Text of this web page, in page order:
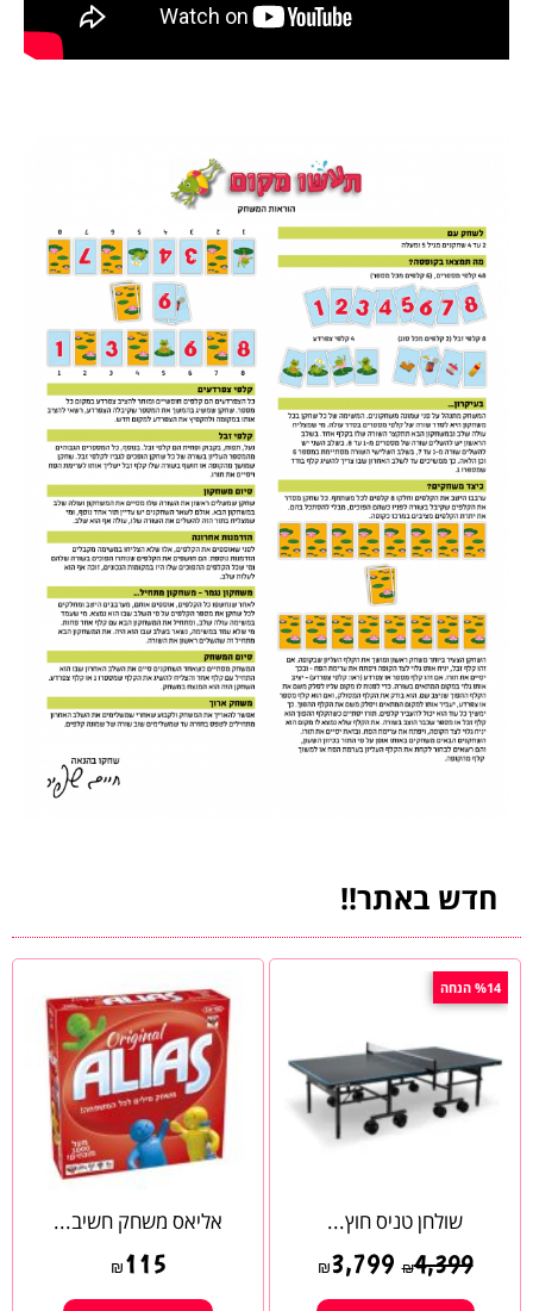
חדש באתר!!
%14 הנחה
שולחן טניס חוץ...
₪4,399
₪3,799
אליאס משחק חשיב...
₪ 115